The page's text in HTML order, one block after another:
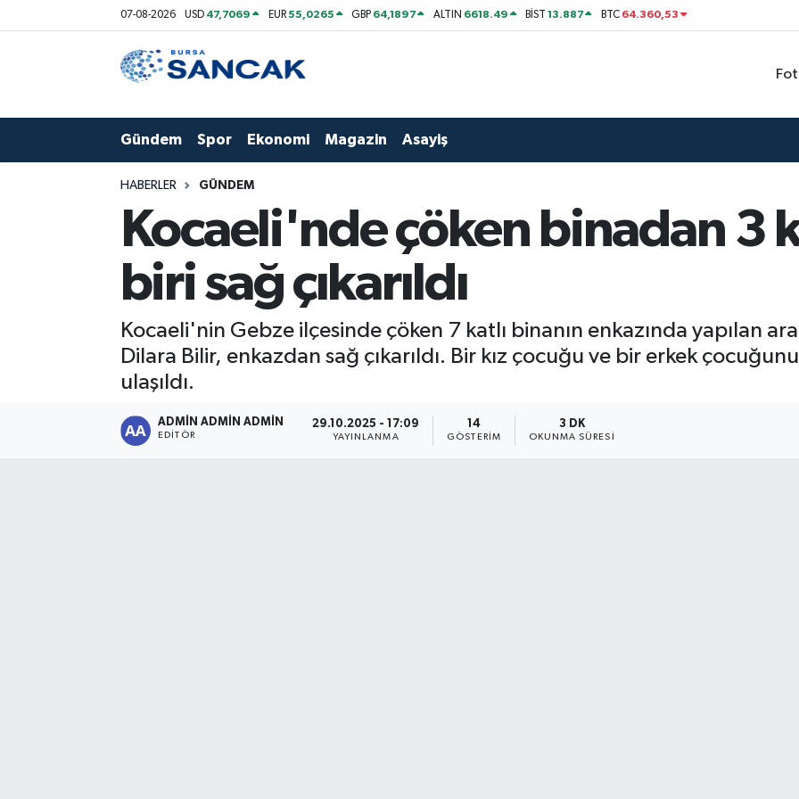
07-08-2026 USD 47,7069 EUR55,0265 GBP 64,1897 ALTIN 6618.49 BİST13.887 BTC 64.360,53
Gündem Spor Ekonomi Magazin Asayiş
HABERLER GÜNDEM
Kocaeli'nde çöken binadan 3
biri sağ çıkarıldı
Kocaeli'nin Gebze ilçesinde çöken 7 katlı binanın enkazında yapılan
Dilara Bilir, enkazdan sağ çıkarıldı. Bir kız çocuğu ve bir erkek
ulaşıldı.
ADMİN ADMİN ADMİN
EDITÖR
29.10.2025 - 17:09
YAYINLANMA
14
GÖSTERIM
3 DK
OKUNMA SÜRESI
Hava Durumu
Son Dakika Haberleri
Haber Arşivi